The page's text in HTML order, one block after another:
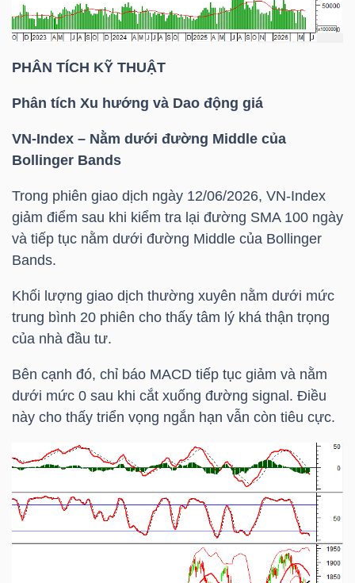
PHÂN TÍCH KỸ THUẬT
Phân tích Xu hướng và Dao động giá
VN-Index – Nằm dưới đường Middle của
Bollinger Bands
Trong phiên giao dịch ngày 12/06/2026, VN-Index
giảm điểm sau khi kiểm tra lại đường SMA 100 ngày
và tiếp tục nằm dưới đường Middle của Bollinger
Bands.
Khối lượng giao dịch thường xuyên nằm dưới mức
trung bình 20 phiên cho thấy tâm lý khá thận trọng
của nhà đầu tư.
Bên cạnh đó, chỉ báo MACD tiếp tục giảm và nằm
dưới mức 0 sau khi cắt xuống đường signal. Điều
này cho thấy triển vọng ngắn hạn vẫn còn tiêu cực.
PHÂN
MÔ
NGÀNH
DOANH
NGHIỆP
PHIẾU